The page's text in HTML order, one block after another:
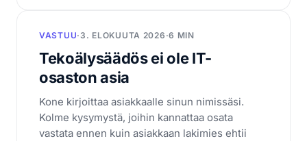
VASTUU· 3. ELOKUUTA 2026 ·6 MIN
Tekoälysäädös ei ole IT-
osaston asia
Kone kirjoittaa asiakkaalle sinun nimissäsi.
Kolme kysymystä, joihin kannattaa osata
vastata ennen kuin asiakkaan lakimies ehtii